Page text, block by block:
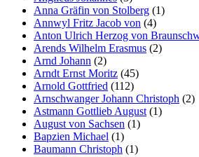
Anna Gräfin von Stolberg (1)
Annwyl Fritz Jacob von (4)
Anton Ulrich Herzog von
Arends Wilhelm Erasmus (2)
Arnd Johann (2)
Arndt Ernst Moritz (45)
Arnold Gottfried (112)
Arnschwanger Johann Christoph (2)
Astmann Gottlieb August(1)
August von Sachsen (1)
Bapzien Michael (1)
Baumann Christoph (1)